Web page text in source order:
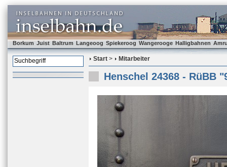
Borkum Juist Baltrum Langeoog Spiekeroog Wangerooge Halligbahnen
Start > Mitarbeiter
Henschel 24368 - RüBB